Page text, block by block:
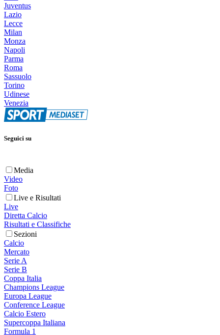
Juventus
Lazio
Lecce
Milan
Monza
Napoli
Parma
Roma
Sassuolo
Torino
Udinese
Venezia
Seguici su
Media
Video
Foto
Live e Risultati
Live
Diretta Calcio
Risultati e Classifiche
Sezioni
Calcio
Mercato
Serie A
Serie B
Coppa Italia
Champions League
Europa League
Conference League
Calcio Estero
Supercoppa Italiana
Formula 1